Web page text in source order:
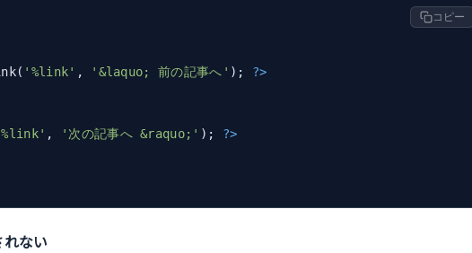
'%link' , '&laquo; 前の記事へ' ); ?>
, '次の記事へ &raquo;' ); ?>
コピー
ない